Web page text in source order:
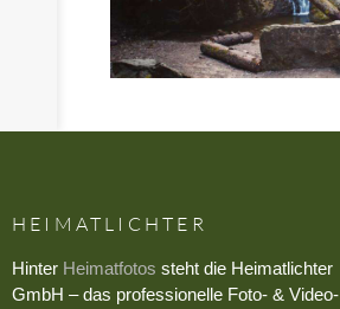
HEIMATLICHTER
Hinter Heimatfotos steht die Heimatlichter
GmbH – das professionelle Foto- & Video-